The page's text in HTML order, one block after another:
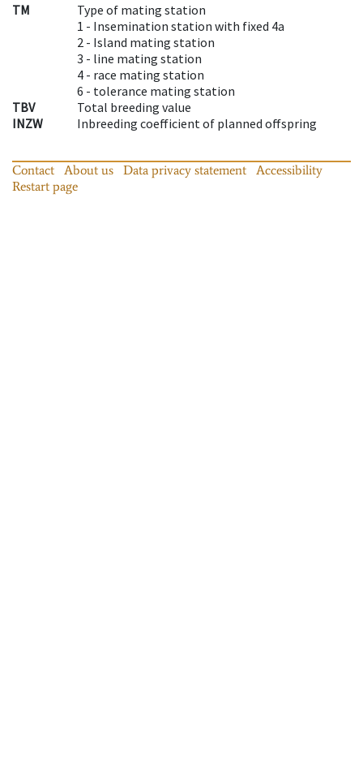
TM
Type of mating station
1 - Insemination station with fixed 4a
2 - Island mating station
3 - line mating station
4 - race mating station
6 - tolerance mating station
TBV
Total breeding value
INZW
Inbreeding coefficient of planned offspring
Contact About us Data privacy statement
Accessibility
Restart page